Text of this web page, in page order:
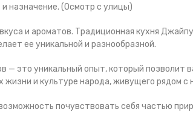
назначение. (Осмотр с улицы)
и ароматов. Традиционная кухня
ее уникальной и разнообразной.
— это уникальный опыт, который позволит
и культуре народа, живущего рядом с
почувствовать себя частью